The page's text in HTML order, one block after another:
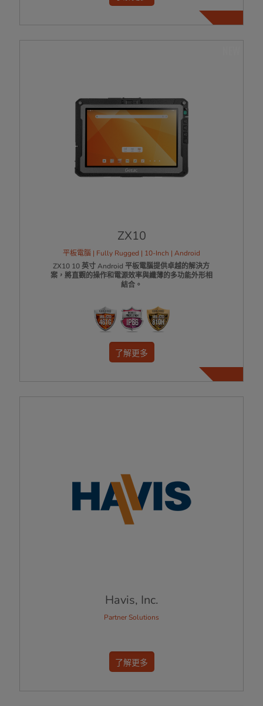
ZX10
平板電腦 | Fully Rugged | 10-Inch | Android
ZX10 10 英寸 Android 平板電腦提供卓越的解決方
案，將直觀的操作和電源效率與纖薄的多功能外形相
結合。
了解更多
Havis, Inc.
Partner Solutions
了解更多